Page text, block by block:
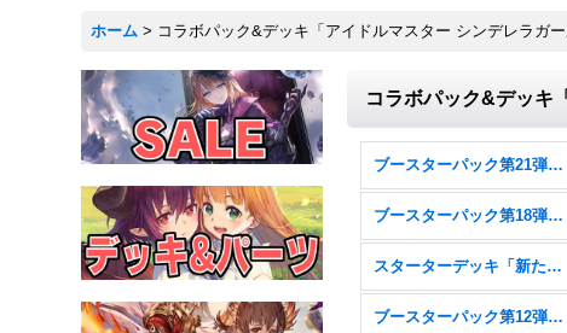
ホーム > コラボパック&デッキ「アイドルマスター シンデレラガー
コラボパック&デッキ
ブースターパック第21弾「Academy Royale/アカデミー・ロワイヤル」
ブースターパック第18弾「新約都市・透京」
スターターデッキ「新たなる戦場」「燃え尽きぬ炎」
ブースターパック第12弾「黒鉄の侵略者」